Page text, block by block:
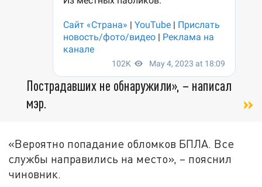
Пострадавших не обнаружили», – написал
мэр.
«Вероятно попадание обломков БПЛА. Все
службы направились на место», – пояснил
чиновник.